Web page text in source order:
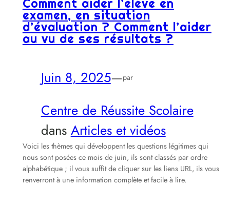
Comment aider l’élève en
examen, en situation
d’évaluation ? Comment l’aider
au vu de ses résultats ?
Juin 8, 2025—par
Centre de Réussite Scolaire
dans Articles et vidéos
Voici les thèmes qui développent les questions légitimes qui
nous sont posées ce mois de juin, ils sont classés par ordre
alphabétique ; il vous suffit de cliquer sur les liens URL, ils vous
renverront à une information complète et facile à lire.